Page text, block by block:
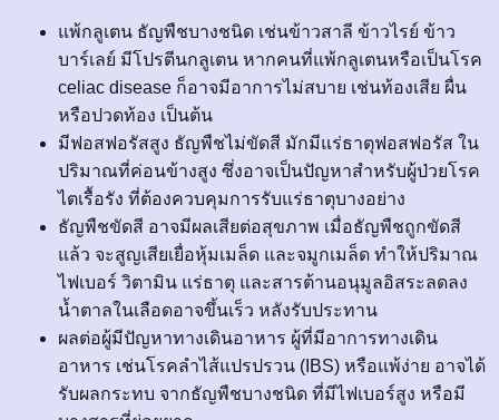
แพ้กลูเตน ธัญพืชบางชนิด เช่นข้าวสาลี ข้าวไรย์ ข้าว
บาร์เลย์ มีโปรตีนกลูเตน หากคนที่แพ้กลูเตนหรือเป็นโรค
celiac disease ก็อาจมีอาการไม่สบาย เช่นท้องเสีย ผื่น
หรือปวดท้อง เป็นต้น
มีฟอสฟอรัสสูง ธัญพืชไม่ขัดสี มักมีแร่ธาตุฟอสฟอรัส ใน
ปริมาณที่ค่อนข้างสูง ซึ่งอาจเป็นปัญหาสำหรับผู้ป่วยโรค
ไตเรื้อรัง ที่ต้องควบคุมการรับแร่ธาตุบางอย่าง
ธัญพืชขัดสี อาจมีผลเสียต่อสุขภาพ เมื่อธัญพืชถูกขัดสี
แล้ว จะสูญเสียเยื่อหุ้มเมล็ด และจมูกเมล็ด ทำให้ปริมาณ
ไฟเบอร์ วิตามิน แร่ธาตุ และสารต้านอนุมูลอิสระลดลง
น้ำตาลในเลือดอาจขึ้นเร็ว หลังรับประทาน
ผลต่อผู้มีปัญหาทางเดินอาหาร ผู้ที่มีอาการทางเดิน
อาหาร เช่นโรคลำไส้แปรปรวน (IBS) หรือแพ้ง่าย อาจได้
รับผลกระทบ จากธัญพืชบางชนิด ที่มีไฟเบอร์สูง หรือมี